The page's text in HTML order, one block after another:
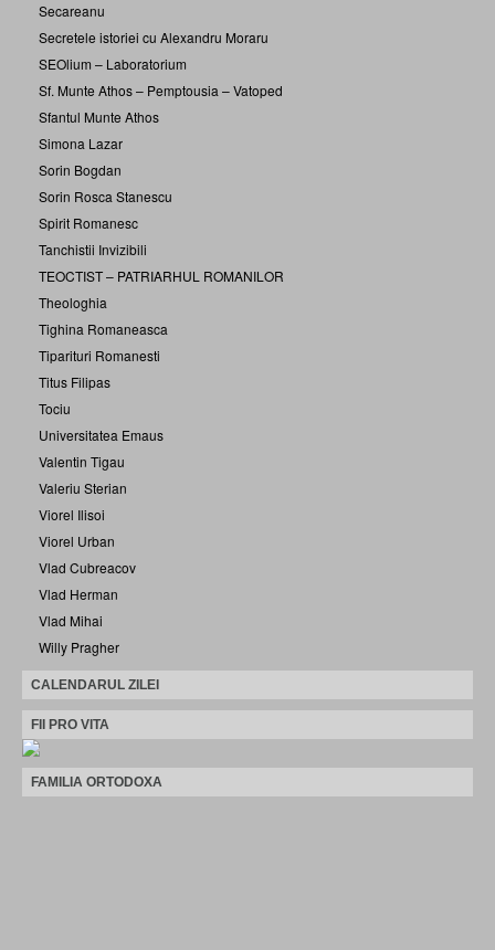
Secareanu
Secretele istoriei cu Alexandru Moraru
SEOlium – Laboratorium
Sf. Munte Athos – Pemptousia – Vatoped
Sfantul Munte Athos
Simona Lazar
Sorin Bogdan
Sorin Rosca Stanescu
Spirit Romanesc
Tanchistii Invizibili
TEOCTIST – PATRIARHUL ROMANILOR
Theologhia
Tighina Romaneasca
Tiparituri Romanesti
Titus Filipas
Tociu
Universitatea Emaus
Valentin Tigau
Valeriu Sterian
Viorel Ilisoi
Viorel Urban
Vlad Cubreacov
Vlad Herman
Vlad Mihai
Willy Pragher
CALENDARUL ZILEI
FII PRO VITA
FAMILIA ORTODOXA